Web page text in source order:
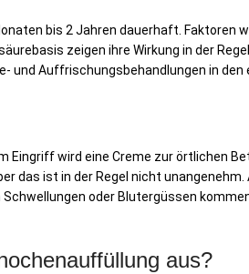
bis 2 Jahren dauerhaft.
zeigen ihre Wirkung in der
und Auffrischungsbehandlungen in
Eingriff wird eine Creme zur örtlichen
das ist in der Regel nicht
oder Blutergüssen
aus?